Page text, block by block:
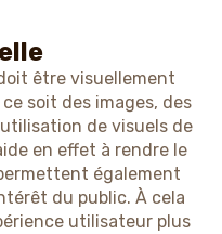
être visuellement
soit des images, des
de visuels de
en effet à rendre le
également
du public. À cela
utilisateur plus